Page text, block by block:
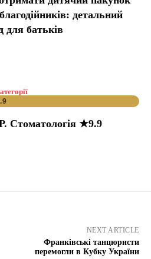
детальний
для батьків
Стоматологія ★9.9
NEXT ARTICLE
Франківські танцюристи
перемогли в Кубку України